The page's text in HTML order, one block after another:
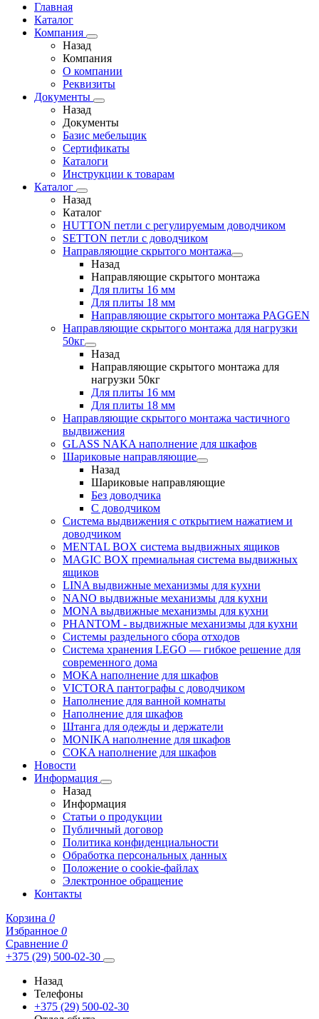
Главная
Каталог
Компания
Назад
Компания
О компании
Реквизиты
Документы
Назад
Документы
Базис мебельщик
Сертификаты
Каталоги
Инструкции к товарам
Каталог
Назад
Каталог
HUTTON петли с регулируемым доводчиком
SETTON петли с доводчиком
Направляющие скрытого монтажа
Назад
Направляющие скрытого монтажа
Для плиты 16 мм
Для плиты 18 мм
Направляющие скрытого монтажа PAGGEN
Направляющие скрытого монтажа для нагрузки
50кг
Назад
Направляющие скрытого монтажа для
нагрузки 50кг
Для плиты 16 мм
Для плиты 18 мм
Направляющие скрытого монтажа частичного
выдвижения
GLASS NAKA наполнение для шкафов
Шариковые направляющие
Назад
Шариковые направляющие
Без доводчика
С доводчиком
Система выдвижения с открытием нажатием и
доводчиком
MENTAL BOX система выдвижных ящиков
MAGIC BOX премиальная система выдвижных
ящиков
LINA выдвижные механизмы для кухни
NANO выдвижные механизмы для кухни
MONA выдвижные механизмы для кухни
PHANTOM - выдвижные механизмы для кухни
Системы раздельного сбора отходов
Система хранения LEGO — гибкое решение для
современного дома
MOKA наполнение для шкафов
VICTORA пантографы с доводчиком
Наполнение для ванной комнаты
Наполнение для шкафов
Штанга для одежды и держатели
MONIKA наполнение для шкафов
COKA наполнение для шкафов
Новости
Информация
Назад
Информация
Статьи о продукции
Публичный договор
Политика конфиденциальности
Обработка персональных данных
Положение о cookie-файлах
Электронное обращение
Контакты
Корзина 0
Избранное 0
Сравнение 0
+375 (29) 500-02-30
Назад
Телефоны
+375 (29) 500-02-30